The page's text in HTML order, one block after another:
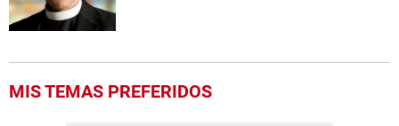
MIS TEMAS PREFERIDOS